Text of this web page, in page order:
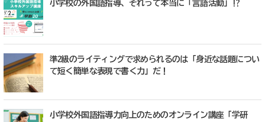
小学校の外国語指導、それって本当に「言語活動」!?
準2級のライティングで求められるのは「身近な話題につい
て短く簡単な表現で書く力」だ！
小学校外国語指導力向上のためのオンライン講座「学研